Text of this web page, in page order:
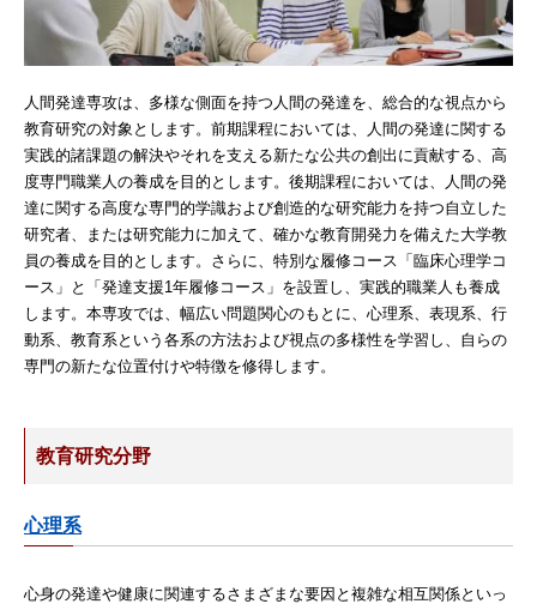
人間発達専攻は、多様な側面を持つ人間の発達を、総合的な視点から
教育研究の対象とします。前期課程においては、人間の発達に関する
実践的諸課題の解決やそれを支える新たな公共の創出に貢献する、高
度専門職業人の養成を目的とします。後期課程においては、人間の発
達に関する高度な専門的学識および創造的な研究能力を持つ自立した
研究者、または研究能力に加えて、確かな教育開発力を備えた大学教
員の養成を目的とします。さらに、特別な履修コース「臨床心理学コ
ース」と「発達支援1年履修コース」を設置し、実践的職業人も養成
します。本専攻では、幅広い問題関心のもとに、心理系、表現系、行
動系、教育系という各系の方法および視点の多様性を学習し、自らの
専門の新たな位置付けや特徴を修得します。
教育研究分野
心理系
心身の発達や健康に関連するさまざまな要因と複雑な相互関係といっ